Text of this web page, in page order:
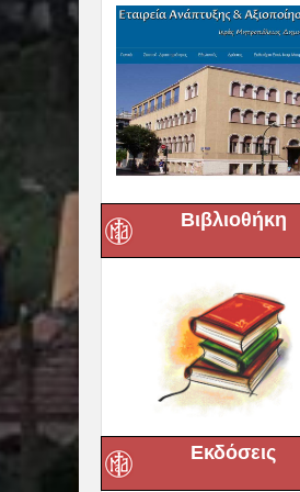
Βιβλιοθήκη
Εκδόσεις